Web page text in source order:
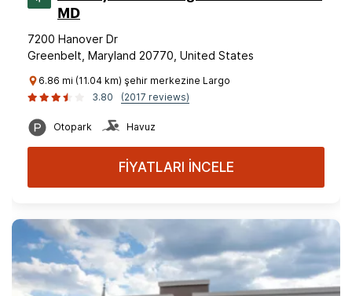
MD
7200 Hanover Dr
Greenbelt, Maryland 20770, United States
6.86 mi (11.04 km) şehir merkezine Largo
3.80
(2017 reviews)
Otopark Havuz
FİYATLARI İNCELE